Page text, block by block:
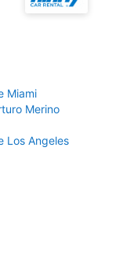
Miami
Merino
Los Angeles